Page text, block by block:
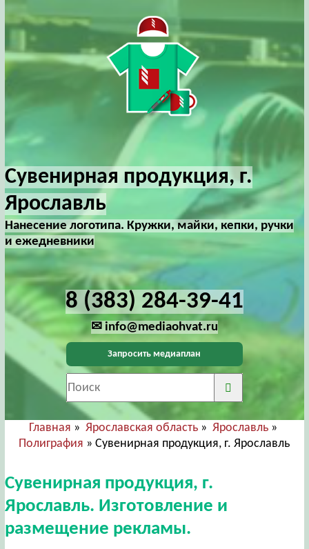
Сувенирная продукция, г.
Ярославль
Нанесение логотипа. Кружки, майки, кепки, ручки
и ежедневники
8 (383) 284-39-41
✉ info@mediaohvat.ru
Запросить медиаплан
Главная » Ярославская область» Ярославль»
Полиграфия » Сувенирная продукция, г. Ярославль
Сувенирная продукция, г.
Ярославль. Изготовление и
размещение рекламы.